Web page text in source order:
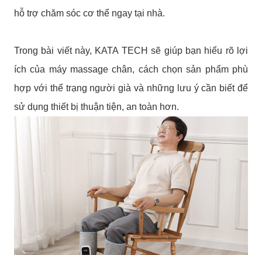
hỗ trợ chăm sóc cơ thể ngay tại nhà.
Trong bài viết này, KATA TECH sẽ giúp bạn hiểu rõ lợi
ích của máy massage chân, cách chọn sản phẩm phù
hợp với thể trạng người già và những lưu ý cần biết để
sử dụng thiết bị thuận tiện, an toàn hơn.